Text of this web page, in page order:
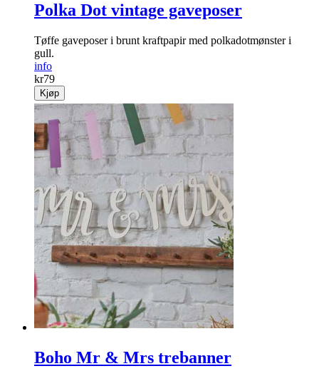
Polka Dot vintage gaveposer
Tøffe gaveposer i brunt kraftpapir med polkadotmønster i
gull.
info
kr79
Kjøp
Boho Mr & Mrs trebanner